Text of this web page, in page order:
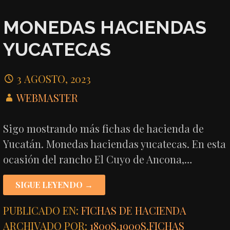
MONEDAS HACIENDAS
YUCATECAS
3 AGOSTO, 2023
WEBMASTER
Sigo mostrando más fichas de hacienda de
Yucatán. Monedas haciendas yucatecas. En esta
ocasión del rancho El Cuyo de Ancona,…
SIGUE LEYENDO →
PUBLICADO EN:FICHAS DE HACIENDA
ARCHIVADO POR:1800S,1900S,FICHAS